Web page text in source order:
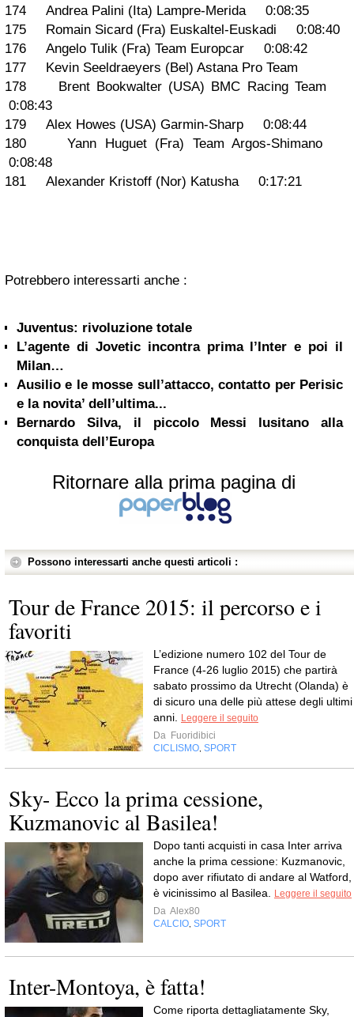
174 Andrea Palini (Ita) Lampre-Merida 0:08:35
175 Romain Sicard (Fra) Euskaltel-Euskadi 0:08:40
176 Angelo Tulik (Fra) Team Europcar 0:08:42
177 Kevin Seeldraeyers (Bel) Astana Pro Team
178 Brent Bookwalter (USA) BMC Racing Team
0:08:43
179 Alex Howes (USA) Garmin-Sharp 0:08:44
180 Yann Huguet (Fra) Team Argos-Shimano
0:08:48
181 Alexander Kristoff (Nor) Katusha 0:17:21
Potrebbero interessarti anche :
Juventus: rivoluzione totale
L’agente di Jovetic incontra prima l’Inter e poi il
Milan…
Ausilio e le mosse sull’attacco, contatto per Perisic
e la novita’ dell’ultima...
Bernardo Silva, il piccolo Messi lusitano alla
conquista dell’Europa
Ritornare alla prima pagina di
Possono interessarti anche questi articoli :
Tour de France 2015: il percorso e i
favoriti
L’edizione numero 102 del Tour de
France (4-26 luglio 2015) che partirà
sabato prossimo da Utrecht (Olanda) è
di sicuro una delle più attese degli ultimi
anni.
Leggere il seguito
Da Fuoridibici
CICLISMO SPORT
Sky- Ecco la prima cessione,
Kuzmanovic al Basilea!
Dopo tanti acquisti in casa Inter arriva
anche la prima cessione: Kuzmanovic,
dopo aver rifiutato di andare al Watford,
è vicinissimo al Basilea.
Leggere il seguito
Da Alex80
CALCIO SPORT
Inter-Montoya, è fatta!
Come riporta dettagliatamente Sky,